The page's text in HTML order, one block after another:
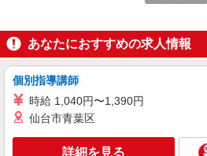
アルバイト パート
株式会社HITOWA フードサービスカン
福祉施設での調理
変動します。 ※AP
により時給を見直し
志）：あり 年2回。
くすのき苑 （千
あなたにおすすめの求人情報
個別指導講師
時給 1,040円〜1,390円
仙台市青葉区
詳細を見る